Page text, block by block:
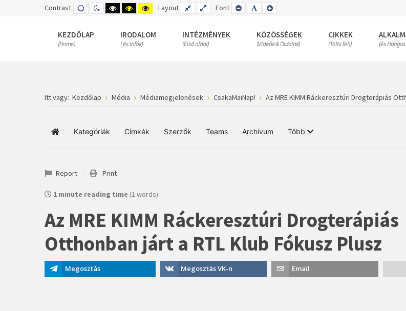
Contrast DEFAULT
MODE
NIGHT
MODE
HIGH
CONTRAST
MODE
HIGH
CONTRAST
MODE
HIGH
CONTRAST
MODE
Layout FIXED
LAYOUT
WIDE
LAYOUT
Font SET
SMALLER
SET
DEFAULT
SET
LARGER
KEZDŐLAP
(Home)
IRODALOM
( és Infók)
INTÉZMÉNYEK
(Első oldal)
KÖZÖSSÉGEK
(Videók & Oldalak)
CIKKEK
(Tölts fel!) (és
Itt vagy: Kezdőlap Média Médiamegjelenések CsakaMaiNap! Az MRE KIMM Ráckeresztúri Drogterápiás
FőoldalKategóriák Címkék Szerzők Teams Archívum Több
Report Print
1 minute reading time (1 words)
Az MRE KIMM Ráckeresztúri Drogterápiás
Otthonban járt a RTL Klub Fókusz Plusz
Megosztás Megosztás VK-n Email